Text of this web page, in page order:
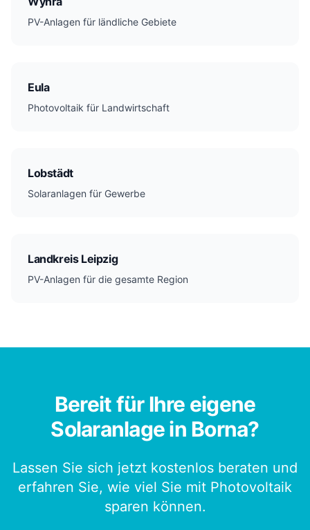
PV-Anlagen für ländliche Gebiete
Eula
Photovoltaik für Landwirtschaft
Lobstädt
Solaranlagen für Gewerbe
Landkreis Leipzig
PV-Anlagen für die gesamte Region
Bereit für Ihre eigene
Solaranlage in Borna?
Lassen Sie sich jetzt kostenlos beraten und
erfahren Sie, wie viel Sie mit Photovoltaik
sparen können.